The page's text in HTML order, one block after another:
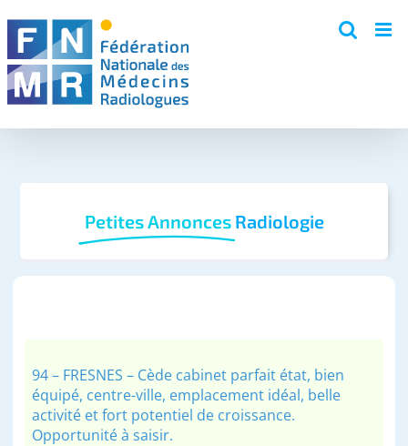
content
Petites Annonces Radiologie
94 – FRESNES – Cède cabinet parfait état, bien
équipé, centre-ville, emplacement idéal, belle
activité et fort potentiel de croissance.
Opportunité à saisir.